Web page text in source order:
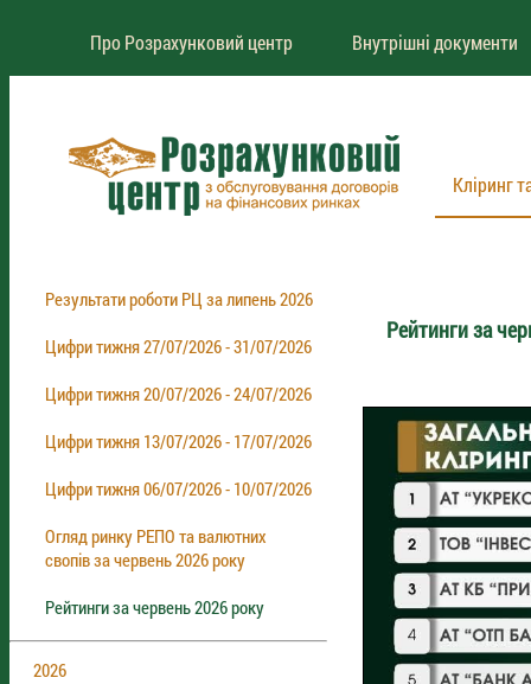
Про Розрахунковий центр Внутрішні документи
Кліринг
Результати роботи РЦ за липень 2026
Цифри тижня 27/07/2026 - 31/07/2026
Цифри тижня 20/07/2026 - 24/07/2026
Цифри тижня 13/07/2026 - 17/07/2026
Цифри тижня 06/07/2026 - 10/07/2026
Огляд ринку РЕПО та валютних
свопів за червень 2026 року
Рейтинги за червень 2026 року
2026
Рейтинги за